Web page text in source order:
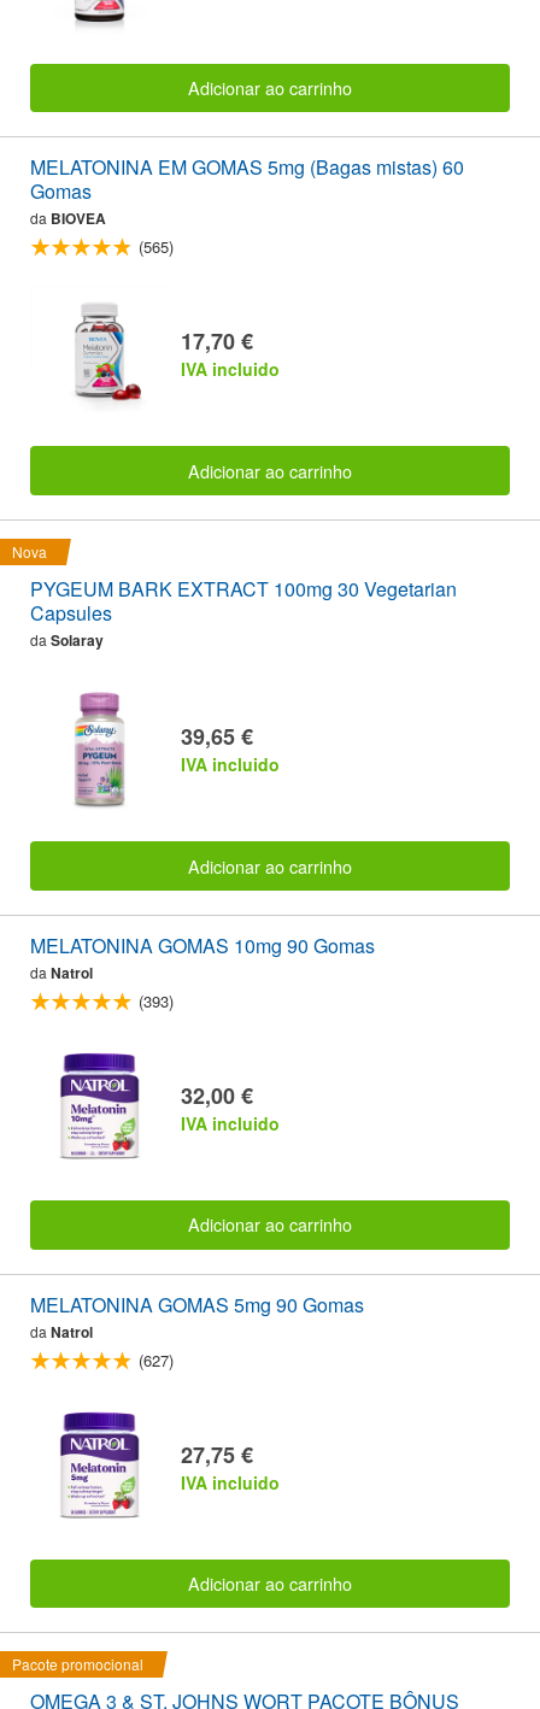
Adicionar ao carrinho
MELATONINA EM GOMAS 5mg (Bagas mistas) 60
Gomas
da BIOVEA
(565)
17,70 €
IVA incluido
Adicionar ao carrinho
Nova
PYGEUM BARK EXTRACT 100mg 30 Vegetarian
Capsules
da Solaray
39,65 €
IVA incluido
Adicionar ao carrinho
MELATONINA GOMAS 10mg 90 Gomas
da Natrol
(393)
32,00 €
IVA incluido
Adicionar ao carrinho
MELATONINA GOMAS 5mg 90 Gomas
da Natrol
(627)
27,75 €
IVA incluido
Adicionar ao carrinho
Pacote promocional
OMEGA 3 & ST. JOHNS WORT PACOTE BÔNUS